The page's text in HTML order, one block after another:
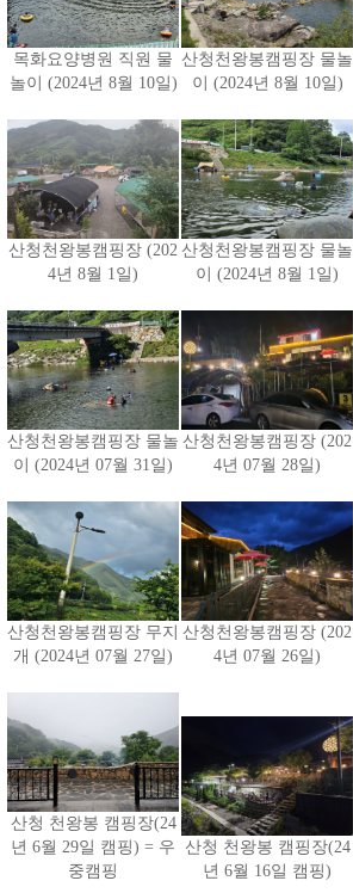
목화요양병원 직원 물
놀이 (2024년 8월 10일)
산청천왕봉캠핑장 물놀
이 (2024년 8월 10일)
산청천왕봉캠핑장 (202
4년 8월 1일)
산청천왕봉캠핑장 물놀
이 (2024년 8월 1일)
산청천왕봉캠핑장 물놀
이 (2024년 07월 31일)
산청천왕봉캠핑장 (202
4년 07월 28일)
산청천왕봉캠핑장 무지
개 (2024년 07월 27일)
산청천왕봉캠핑장 (202
4년 07월 26일)
산청 천왕봉 캠핑장(24
년 6월 29일 캠핑) = 우
중캠핑
산청 천왕봉 캠핑장(24
년 6월 16일 캠핑)